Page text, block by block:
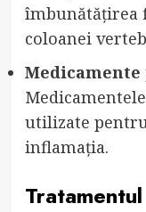
îmbunătățirea
coloanei
utilizate
inflamația.